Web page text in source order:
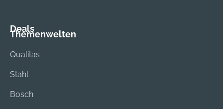
Deals
Themenwelten
Qualitas
Stahl
Bosch